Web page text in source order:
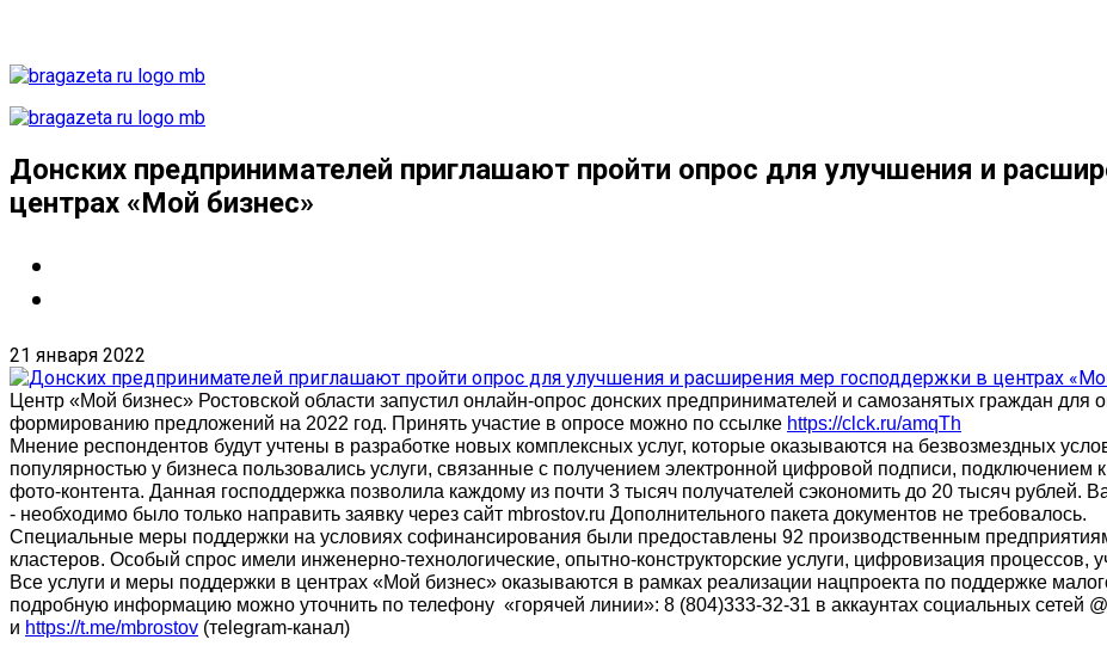
Донских предпринимателей приглашают пройти опрос для улучшения и
центрах «Мой бизнес»
21 января 2022
Центр «Мой бизнес» Ростовской области запустил онлайн-опрос донских предпринимателей и самозанятых граждан
формированию предложений на 2022 год. Принять участие в опросе можно по ссылке https://clck.ru/amqTh
Мнение респондентов будут учтены в разработке новых комплексных услуг, которые оказываются на безвозмездных
популярностью у бизнеса пользовались услуги, связанные с получением электронной цифровой подписи,
фото-контента. Данная господдержка позволила каждому из почти 3 тысяч получателей сэкономить до 20 тысяч рублей.
- необходимо было только направить заявку через сайт mbrostov.ru Дополнительного пакета документов не требовалось.
Специальные меры поддержки на условиях софинансирования были предоставлены 92 производственным предприятиям
кластеров. Особый спрос имели инженерно-технологические, опытно-конструкторские услуги, цифровизация процессов,
Все услуги и меры поддержки в центрах «Мой бизнес» оказываются в рамках реализации нацпроекта по поддержке
подробную информацию можно уточнить по телефону «горячей линии»: 8 (804)333-32-31 в аккаунтах социальных сетей
и https://t.me/mbrostov (тelegram-канал)